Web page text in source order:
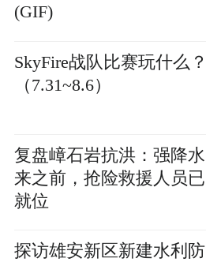
(GIF)
SkyFire战队比赛玩什么？
（7.31~8.6）
复盘嶂石岩抗洪：强降水
来之前，抢险救援人员已
就位
探访雄安新区新建水利防